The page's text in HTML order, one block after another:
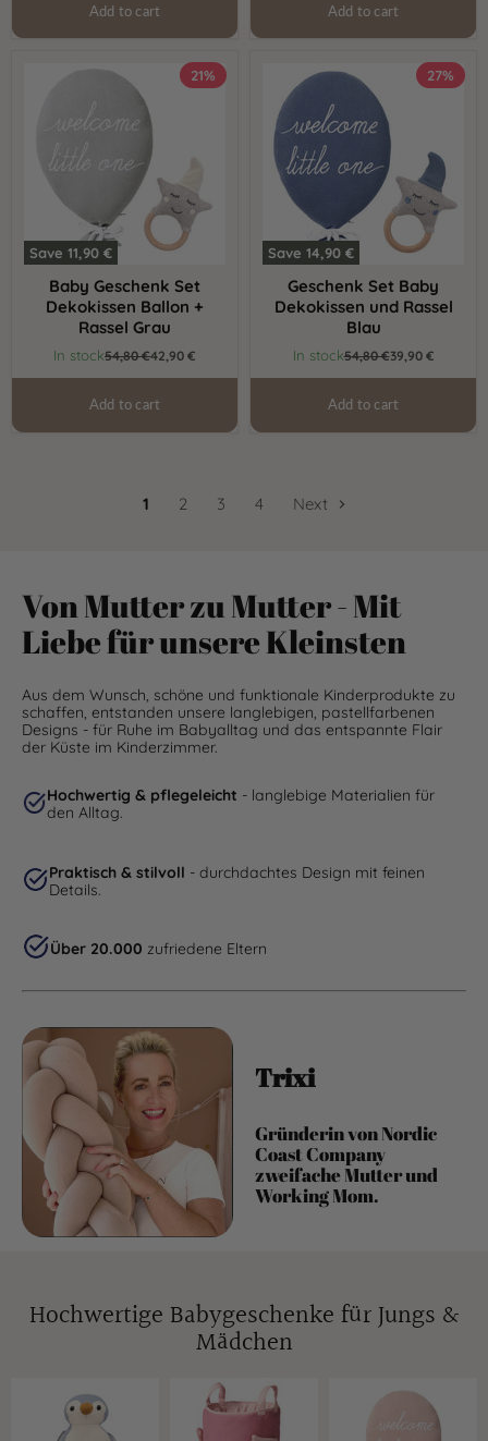
Add to cart Add to cart
21%
Save11,90 €
Dekokissen
Rassel
Grau
Baby Geschenk Set
Dekokissen Ballon +
Rassel Grau
In stockOriginal
54,80 €Current
price
42,90 €
Add to cart
27%
Save14,90 €
Geschenk
Baby
Dekokissen
und
Rassel
Blau
Geschenk Set Baby
Dekokissen und Rassel
Blau
In stockOriginal
54,80 €Current
price
39,90 €
Add to cart
1 2 3 4 Next
Von Mutter zu Mutter - Mit
Liebe für unsere Kleinsten
Aus dem Wunsch, schöne und funktionale Kinderprodukte zu
schaffen, entstanden unsere langlebigen, pastellfarbenen
Designs - für Ruhe im Babyalltag und das entspannte Flair
der Küste im Kinderzimmer.
Hochwertig & pflegeleicht - langlebige Materialien für
den Alltag.
Praktisch & stilvoll - durchdachtes Design mit feinen
Details.
Über 20.000 zufriedene Eltern
Trixi
Gründerin von Nordic
Coast Company
zweifache Mutter und
Working Mom.
Hochwertige Babygeschenke für Jungs &
Mädchen